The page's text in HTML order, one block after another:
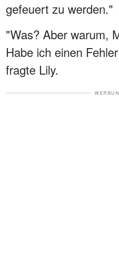
gefeuert zu werden."
"Was? Aber warum,
Habe ich einen
fragte Lily.